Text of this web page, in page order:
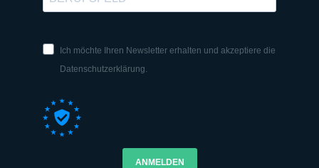
Ich möchte Ihren Newsletter erhalten und akzeptiere die
Datenschutzerklärung.
ANMELDEN